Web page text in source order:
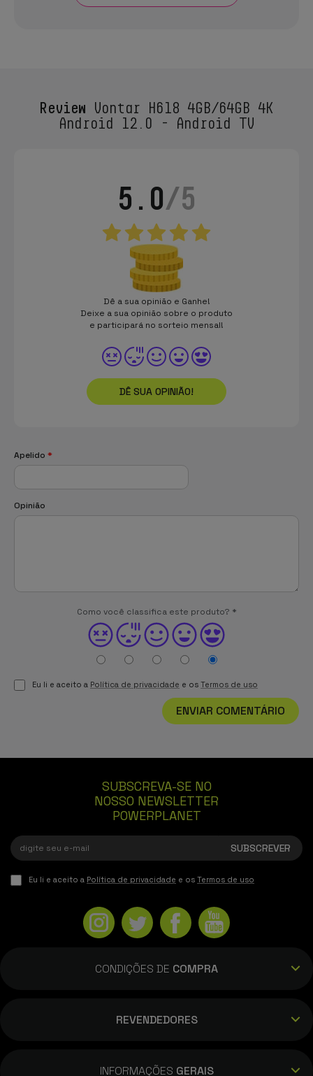
Review Vontar H618 4GB/64GB 4K
Android 12.0 - Android TV
5.0/5
Dê a sua opinião e Ganhe!
Deixe a sua opinião sobre o produto
e participará no sorteio mensal!
DÊ SUA OPINIÃO!
Apelido *
Opinião
Como você classifica este produto? *
Eu li e aceito a Política de privacidade e os Termos de uso
ENVIAR COMENTÁRIO
SUBSCREVA-SE NO
NOSSO NEWSLETTER
POWERPLANET
Eu li e aceito a Política de privacidade e os Termos de uso
CONDIÇÕES DE COMPRA
REVENDEDORES
INFORMAÇÕES GERAIS